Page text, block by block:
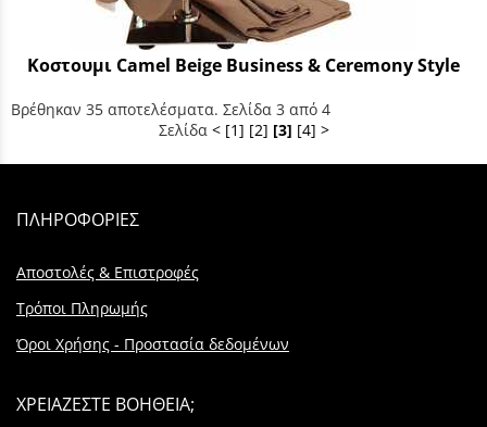
Κοστουμι Camel Beige Business & Ceremony Style
Βρέθηκαν 35 αποτελέσματα. Σελίδα 3 από 4
Σελίδα < [1] [2] [3] [4] >
ΠΛΗΡΟΦΟΡΙΕΣ
Αποστολές & Επιστροφές
Τρόποι Πληρωμής
Όροι Χρήσης - Προστασία δεδομένων
ΧΡΕΙΑΖΕΣΤΕ ΒΟΗΘΕΙΑ;